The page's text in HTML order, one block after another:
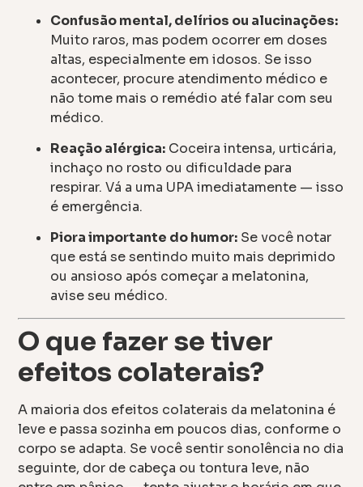
Confusão mental, delírios ou alucinações:
Muito raros, mas podem ocorrer em doses
altas, especialmente em idosos. Se isso
acontecer, procure atendimento médico e
não tome mais o remédio até falar com seu
médico.
Reação alérgica: Coceira intensa, urticária,
inchaço no rosto ou dificuldade para
respirar. Vá a uma UPA imediatamente — isso
é emergência.
Piora importante do humor: Se você notar
que está se sentindo muito mais deprimido
ou ansioso após começar a melatonina,
avise seu médico.
O que fazer se tiver
efeitos colaterais?
A maioria dos efeitos colaterais da melatonina é
leve e passa sozinha em poucos dias, conforme o
corpo se adapta. Se você sentir sonolência no dia
seguinte, dor de cabeça ou tontura leve, não